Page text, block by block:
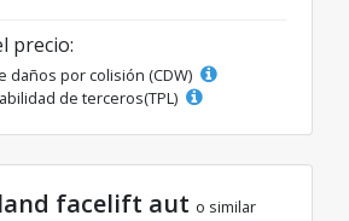
precio:
daños por colisión (CDW)
de terceros(TPL)
facelift aut o similar